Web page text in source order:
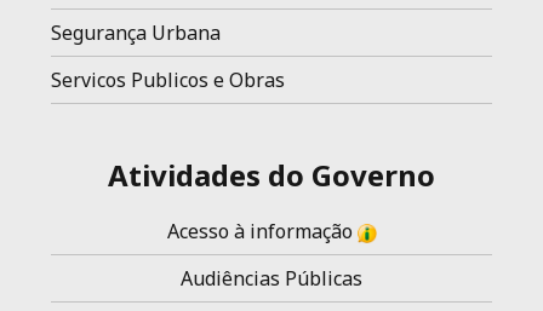
Segurança Urbana
Servicos Publicos e Obras
Atividades do Governo
Acesso à informação
Audiências Públicas